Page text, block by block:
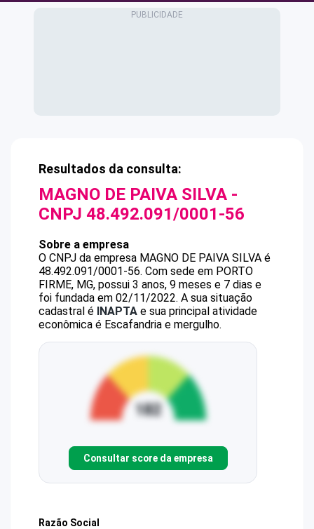
Resultados da consulta:
MAGNO DE PAIVA SILVA -
CNPJ 48.492.091/0001-56
Sobre a empresa
O CNPJ da empresa MAGNO DE PAIVA SILVA é
48.492.091/0001-56. Com sede em PORTO
FIRME, MG, possui 3 anos, 9 meses e 7 dias e
foi fundada em 02/11/2022. A sua situação
cadastral é INAPTA e sua principal atividade
econômica é Escafandria e mergulho.
Consultar score da empresa
Razão Social